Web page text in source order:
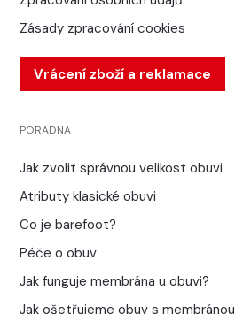
Zásady zpracování cookies
Vrácení zboží a reklamace
PORADNA
Jak zvolit správnou velikost obuvi
Atributy klasické obuvi
Co je barefoot?
Péče o obuv
Jak funguje membrána u obuvi?
Jak ošetřujeme obuv s membránou